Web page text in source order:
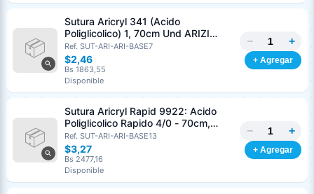
Sutura Aricryl 341 (Acido
Poliglicolico) 1, 70cm Und ARIZI
Aguja de 1/2 Circulo Punta Conica
36mm
Ref. SUT-ARI-ARI-BASE7
$2,46
Bs 1863,55
Disponible
− +
+ Agregar
Sutura Aricryl Rapid 9922: Acido
Poliglicolico Rapido 4/0 - 70cm,
aguja de 3/8 Corte Inverso 19mm
Und ARIZI Absorbible
Ref. SUT-ARI-ARI-BASE13
$3,27
Bs 2477,16
Disponible
− +
+ Agregar